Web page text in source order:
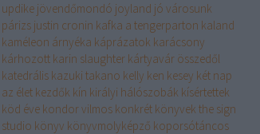
updike jövendőmondó joyland jó városunk
párizs justin cronin kafka a tengerparton kaland
kaméleon árnyéka káprázatok karácsony
kárhozott karin slaughter kártyavár összedől
katedrális kazuki takano kelly ken kesey két nap
az élet kezdők kín királyi hálószobák kísértettek
köd éve kondor vilmos konkrét könyvek the sign
studio könyv könyvmolyképző koporsótáncos